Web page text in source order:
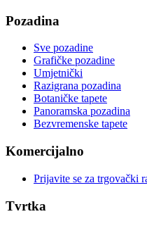
Pozadina
Sve pozadine
Grafičke pozadine
Umjetnički
Razigrana pozadina
Botaničke tapete
Panoramska pozadina
Bezvremenske tapete
Komercijalno
Prijavite se za trgovački
Tvrtka